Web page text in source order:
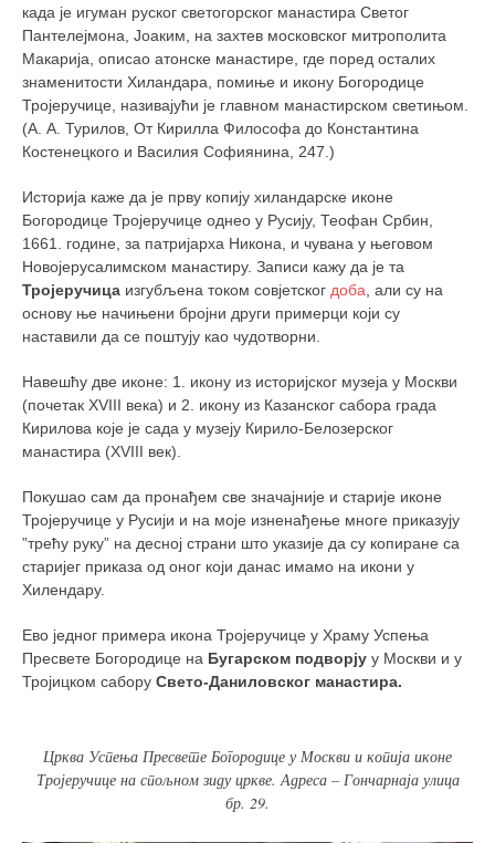
када је игуман руског светогорског манастира Светог
Пантелејмона, Јоаким, на захтев московског митрополита
Макарија, описао атонске манастире, где поред осталих
знаменитости Хиландара, помиње и икону Богородице
Тројеручице, називајући је главном манастирском светињом.
(А. А. Турилов, От Кирилла Философа до Константина
Костенецкого и Василия Софиянина, 247.)
Историја каже да је прву копију хиландарске иконе
Богородице Тројеручице однео у Русију, Теофан Србин,
1661. године, за патријарха Никона, и чувана у његовом
Новојерусалимском манастиру. Записи кажу да је та
Тројеручица изгубљена током совјетског доба , али су на
основу ње начињени бројни други примерци који су
наставили да се поштују као чудотворни.
Навешћу две иконе: 1. икону из историјског музеја у Москви
(почетак XVIII века) и 2. икону из Казанског сабора града
Кирилова које је сада у музеју Кирило-Белозерског
манастира (XVIII век).
Покушао сам да пронађем све значајније и старије иконе
Тројеручице у Русији и на моје изненађење многе приказују
”трећу руку” на десној страни што указије да су копиране са
старијег приказа од оног који данас имамо на икони у
Хилендару.
Ево једног примера икона Тројеручице у Храму Успења
Пресвете Богородице на Бугарском подворју у Москви и у
Тројицком сабору Свето-Даниловског манастира.
Црква Успења Пресвете Богородице у Москви и копија иконе
Тројеручице на спољном зиду цркве. Адреса – Гончарнаја улица
бр. 29.